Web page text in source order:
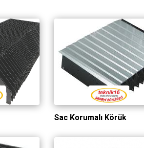
Sac Korumalı Körük